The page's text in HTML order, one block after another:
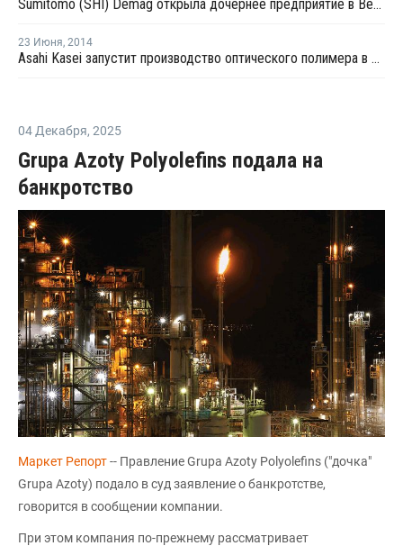
Sumitomo (SHI) Demag открыла дочернее предприятие в Венгрии
23 Июня, 2014
Asahi Kasei запустит производство оптического полимера в первом квартале 2015 года
04 Декабря, 2025
Grupa Azoty Polyolefins подала на
банкротство
Маркет Репорт-- Правление Grupa Azoty Polyolefins ("дочка"
Grupa Azoty) подало в суд заявление о банкротстве,
говорится в сообщении компании.
При этом компания по-прежнему рассматривает